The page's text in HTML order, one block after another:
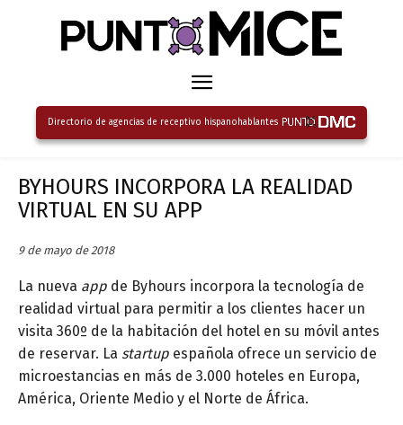
Directorio de agencias de receptivo hispanohablantes
BYHOURS INCORPORA LA REALIDAD
VIRTUAL EN SU APP
9 de mayo de 2018
La nueva app de Byhours incorpora la tecnología de
realidad virtual para permitir a los clientes hacer un
visita 360º de la habitación del hotel en su móvil antes
de reservar. La startup española ofrece un servicio de
microestancias en más de 3.000 hoteles en Europa,
América, Oriente Medio y el Norte de África.